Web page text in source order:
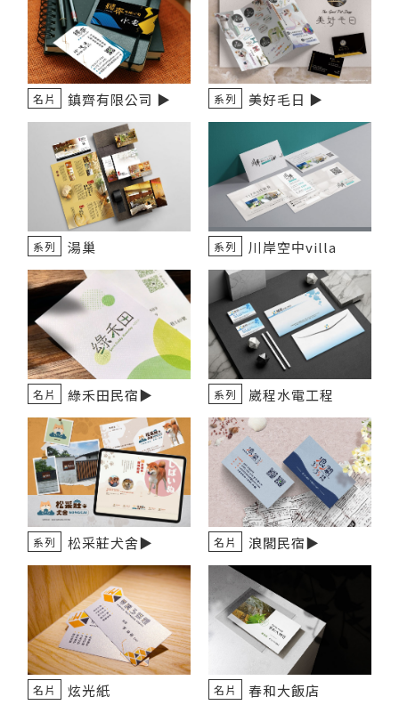
鎮齊有限公司 ▶
名片 美好毛日 ▶️
系列
湯巢
系列 川岸空中villa
系列
綠禾田民宿▶️
名片 崴程水電工程
系列
松采莊犬舍▶️
系列 浪閣民宿▶️
名片
炫光紙
名片 春和大飯店
名片